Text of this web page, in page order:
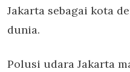
Jakarta sebagai kota
dunia.
Polusi udara Jakarta